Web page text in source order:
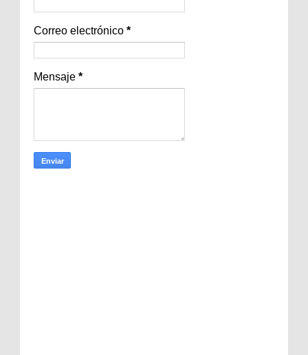
Correo electrónico *
Mensaje *